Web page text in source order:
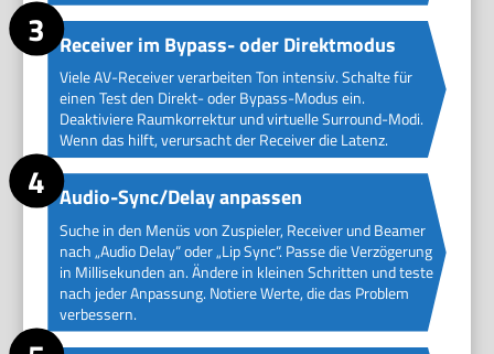
Receiver im Bypass- oder Direktmodus
Viele AV-Receiver verarbeiten Ton intensiv. Schalte für
einen Test den Direkt- oder Bypass-Modus ein.
Deaktiviere Raumkorrektur und virtuelle Surround-Modi.
Wenn das hilft, verursacht der Receiver die Latenz.
Audio-Sync/Delay anpassen
Suche in den Menüs von Zuspieler, Receiver und Beamer
nach „Audio Delay“ oder „Lip Sync“. Passe die Verzögerung
in Millisekunden an. Ändere in kleinen Schritten und teste
nach jeder Anpassung. Notiere Werte, die das Problem
verbessern.